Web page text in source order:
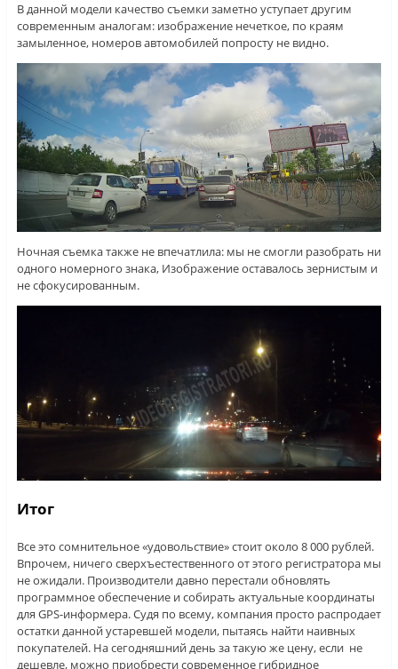
В данной модели качество съемки заметно уступает другим
современным аналогам: изображение нечеткое, по краям
замыленное, номеров автомобилей попросту не видно.
Ночная съемка также не впечатлила: мы не смогли разобрать ни
одного номерного знака, Изображение оставалось зернистым и
не сфокусированным.
Итог
Все это сомнительное «удовольствие» стоит около 8 000 рублей.
Впрочем, ничего сверхъестественного от этого регистратора мы
не ожидали. Производители давно перестали обновлять
программное обеспечение и собирать актуальные координаты
для GPS-информера. Судя по всему, компания просто распродает
остатки данной устаревшей модели, пытаясь найти наивных
покупателей. На сегодняшний день за такую же цену, если не
дешевле, можно приобрести современное гибридное